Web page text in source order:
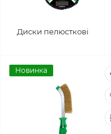
Диски пелюсткові
Новинка